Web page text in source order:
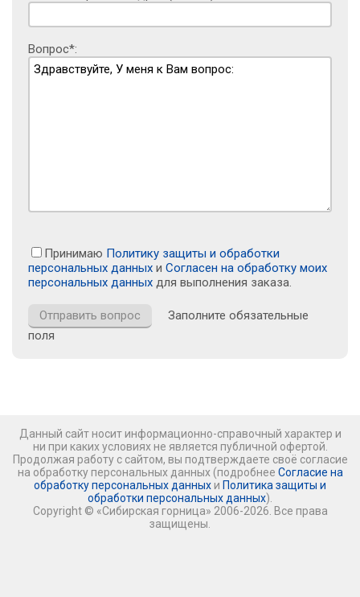
Вопрос*:
Принимаю Политику защиты и обработки
персональных данных и Согласен на обработку моих
персональных данных для выполнения заказа.
Заполните обязательные
поля
Данный сайт носит информационно-справочный характер и
ни при каких условиях не является публичной офертой.
Продолжая работу с сайтом, вы подтверждаете своё согласие
на обработку персональных данных (подробнее Согласие на
обработку персональных данных и Политика защиты и
обработки персональных данных).
Copyright © «Сибирская горница» 2006-2026. Все права
защищены.